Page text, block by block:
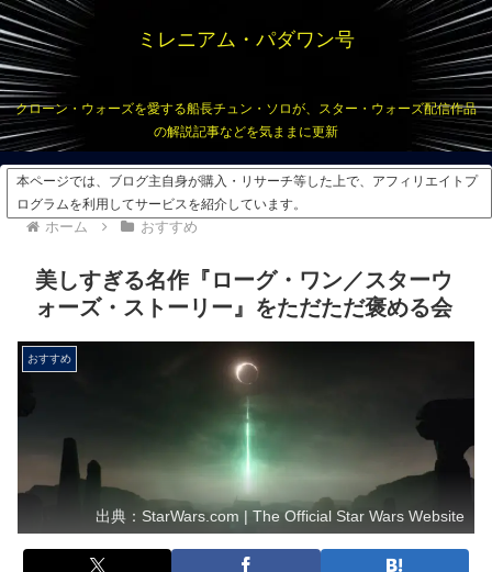
ミレニアム・パダワン号
クローン・ウォーズを愛する船長チュン・ソロが、スター・ウォーズ配信作品
の解説記事などを気ままに更新
本ページでは、ブログ主自身が購入・リサーチ等した上で、アフィリエイトプ
ログラムを利用してサービスを紹介しています。
ホーム おすすめ
美しすぎる名作『ローグ・ワン／スターウ
ォーズ・ストーリー』をただただ褒める会
おすすめ
出典：StarWars.com | The Official Star Wars Website